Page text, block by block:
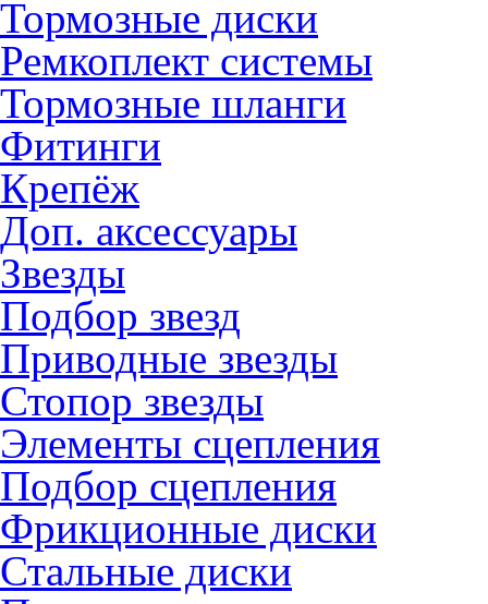
Тормозные диски
Ремкоплект системы
Тормозные шланги
Фитинги
Крепёж
Доп. аксессуары
Звезды
Подбор звезд
Приводные звезды
Стопор звезды
Элементы сцепления
Подбор сцепления
Фрикционные диски
Стальные диски